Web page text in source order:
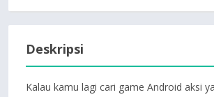
Deskripsi
Kalau kamu lagi cari game Android aksi